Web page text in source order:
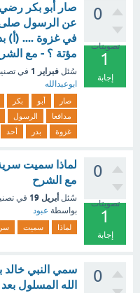
0
تصويتات
1
إجابة
صار أبو بكر رضي
عن الرسول صلى
في غزوة .... (أ)
مؤتة ؟ - مع
سُئل فبراير 1 في
ابوعبدالله
صار أبو بكر
مدافعا
الرسول
غزوة
بدر أحد
0
تصويتات
1
إجابة
لماذا سميت
مع الشرح
سُئل أبريل 19 في
بواسطة عبود
لماذا سميت
0
سمي النبي خالد
الله المسلول